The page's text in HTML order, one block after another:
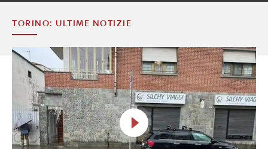
TORINO: ULTIME NOTIZIE